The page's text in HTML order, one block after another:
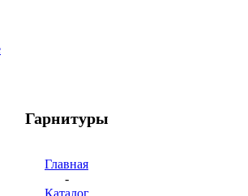
Гарнитуры
Главная
-